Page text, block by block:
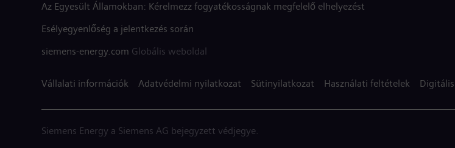
Az Egyesült Államokban: Kérelmezz fogyatékosságnak megfelelő elhelyezést
Esélyegyenlőség a jelentkezés során
siemens-energy.com Globális weboldal
Vállalati információk Adatvédelmi nyilatkozat Sütinyilatkozat Használati feltételek
Siemens Energy a Siemens AG bejegyzett védjegye.